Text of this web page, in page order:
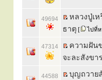
49694
หลวงปู่เ
ธาตุ [ ไปที่
47314
ความฝัน
จะละสังขาร
44588
บุญถวาย